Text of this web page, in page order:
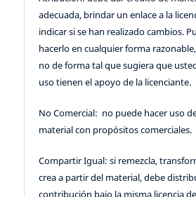
adecuada, brindar un enlace a la
indicar si se han realizado cambios.
hacerlo en cualquier forma
no de forma tal que sugiera que
uso tienen el apoyo de la licenciante.
No Comercial: no puede hacer uso
material con propósitos comerciales.
Compartir Igual: si remezcla,
crea a partir del material, debe
contribución bajo la misma licencia